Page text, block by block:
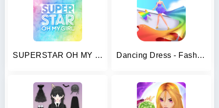
SUPERSTAR OH MY GIRL Dancing Dress - Fashion Girl